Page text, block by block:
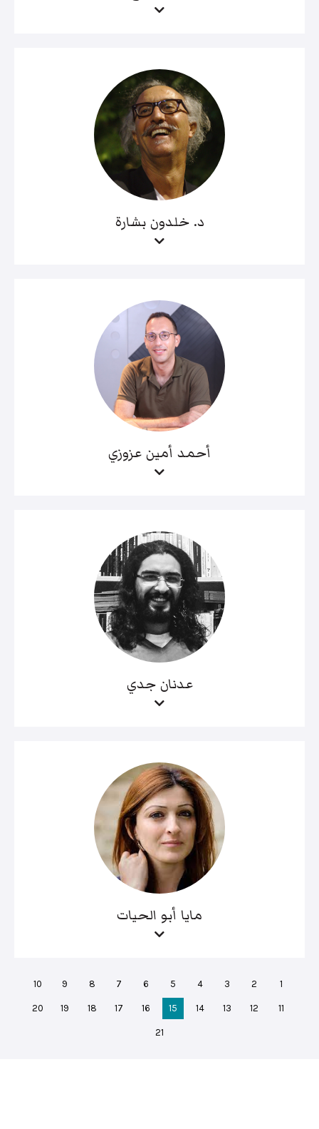
د. خلدون بشارة
أحمد أمين عزوزي
عدنان جدي
مايا أبو الحيات
1
2
3
4
5
6
7
8
9
10
11
12
13
14
15
16
17
18
19
20
21